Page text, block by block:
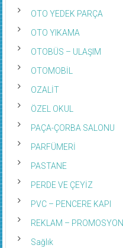
OTO YEDEK PARÇA
OTO YIKAMA
OTOBÜS – ULAŞIM
OTOMOBİL
OZALİT
ÖZEL OKUL
PAÇA-ÇORBA SALONU
PARFÜMERİ
PASTANE
PERDE VE ÇEYİZ
PVC – PENCERE KAPI
REKLAM – PROMOSYON
Sağlık